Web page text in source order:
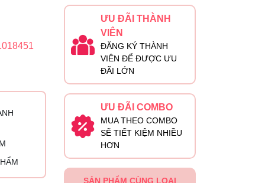
ƯU ĐÃI THÀNH
VIÊN
ĐĂNG KÝ THÀNH
VIÊN ĐỂ ĐƯỢC ƯU
ĐÃI LỚN
ƯU ĐÃI COMBO
MUA THEO COMBO
SẼ TIẾT KIỆM NHIỀU
HƠN
SẢN PHẨM CÙNG LOẠI